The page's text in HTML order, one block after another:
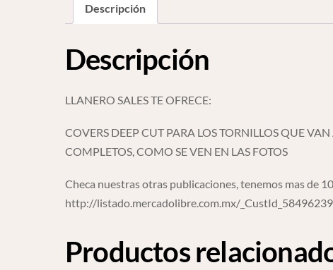
Descripción
Descripción
LLANERO SALES TE OFRECE:
COVERS DEEP CUT PARA LOS TORNILLOS QUE
COMPLETOS, COMO SE VEN EN LAS FOTOS
Checa nuestras otras publicaciones, tenemos mas de
http://listado.mercadolibre.com.mx/_CustId_58496239
Productos